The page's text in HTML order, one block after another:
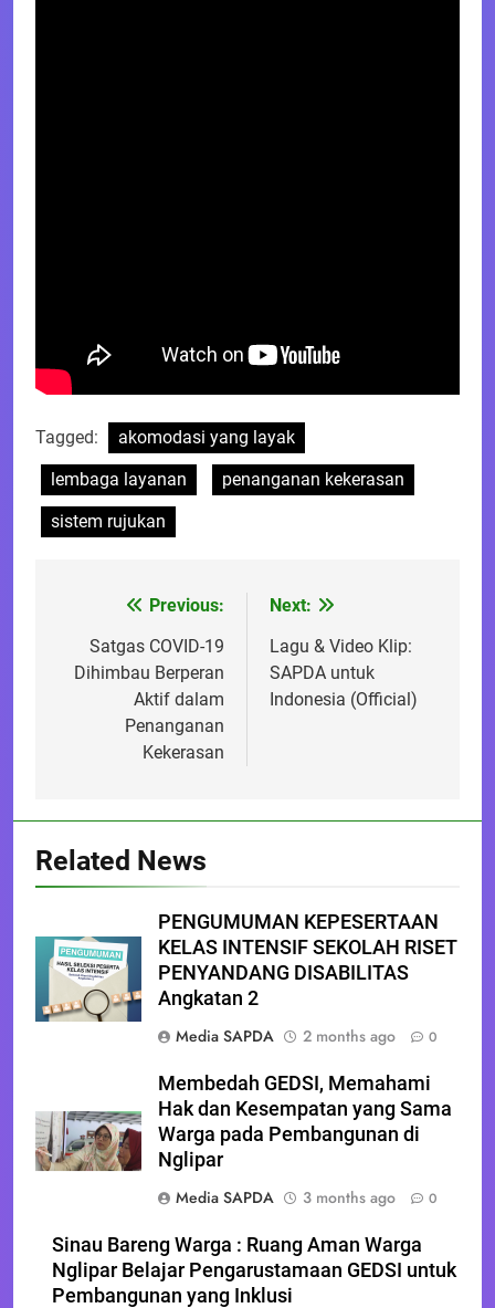
Tagged:
akomodasi yang layak
lembaga layanan
penanganan kekerasan
sistem rujukan
navigation
Previous:
Satgas COVID-19
Dihimbau Berperan
Aktif dalam
Penanganan
Kekerasan
Next:
Lagu & Video Klip:
SAPDA untuk
Indonesia (Official)
Related News
PENGUMUMAN KEPESERTAAN
KELAS INTENSIF SEKOLAH RISET
PENYANDANG DISABILITAS
Angkatan 2
Media SAPDA
2 months ago 0
Membedah GEDSI, Memahami
Hak dan Kesempatan yang Sama
Warga pada Pembangunan di
Nglipar
Media SAPDA
3 months ago 0
Sinau Bareng Warga : Ruang Aman Warga
Nglipar Belajar Pengarustamaan GEDSI untuk
Pembangunan yang Inklusi